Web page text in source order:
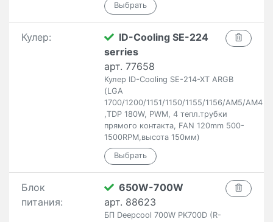
Кулер:
ID-Cooling SE-224
serries
арт. 77658
Кулер ID-Cooling SE-214-XT ARGB
(LGA
1700/1200/1151/1150/1155/1156/AM5/AM4
,TDP 180W, PWM, 4 тепл.трубки
прямого контакта, FAN 120mm 500-
1500RPM,высота 150мм)
Блок
питания:
650W-700W
арт. 88623
БП Deepcool 700W PK700D (R-